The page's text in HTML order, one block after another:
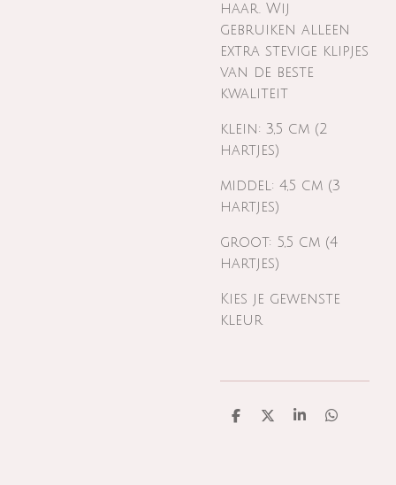
haar. Wij
gebruiken alleen
extra stevige klipjes
van de beste
kwaliteit
klein: 3,5 cm (2
hartjes)
middel: 4,5 cm (3
hartjes)
groot: 5,5 cm (4
hartjes)
Kies je gewenste
kleur
D
D
S
D